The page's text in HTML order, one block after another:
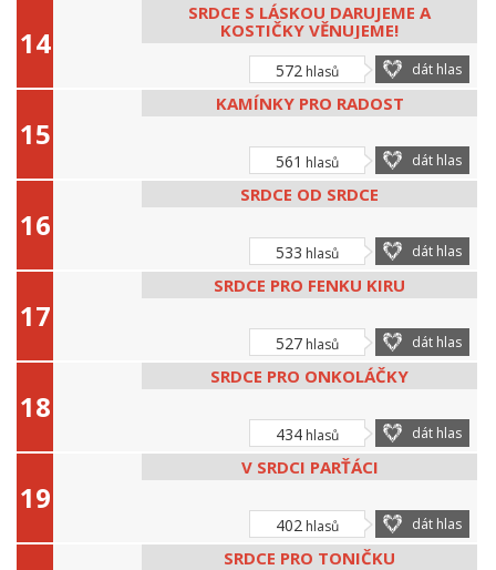
SRDCE S LÁSKOU DARUJEME A
KOSTIČKY VĚNUJEME!
572 hlasů dát hlas
KAMÍNKY PRO RADOST
561 hlasů dát hlas
SRDCE OD SRDCE
533 hlasů dát hlas
SRDCE PRO FENKU KIRU
527 hlasů dát hlas
SRDCE PRO ONKOLÁČKY
434 hlasů dát hlas
V SRDCI PARŤÁCI
402 hlasů dát hlas
SRDCE PRO TONIČKU